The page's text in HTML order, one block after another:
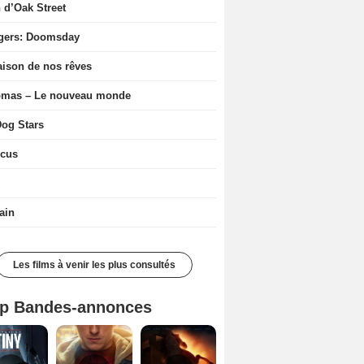
d’Oak Street
Doomsday
de nos rêves
– Le nouveau monde
Stars
Les films à venir les plus consultés
Bandes-annonces
Mutiny Bande-annonce VO STFR Spider-Man: Brand New Day Bande-annonce VO STFR